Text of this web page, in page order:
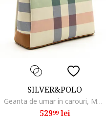
SILVER&POLO
Geanta de umar in carouri, Multicolor
52999lei